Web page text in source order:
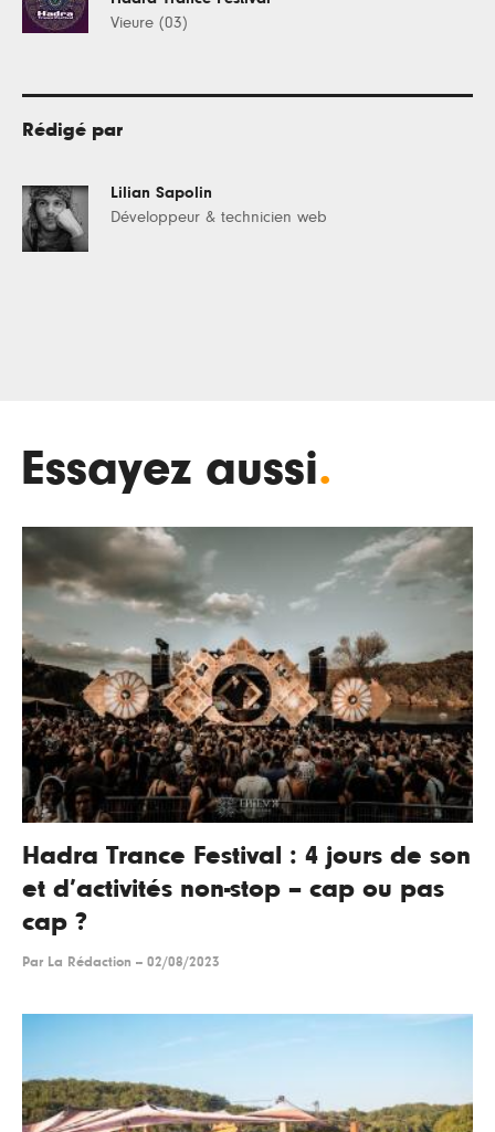
Vieure (03)
Rédigé par
Lilian Sapolin
Développeur & technicien web
Essayez aussi.
Hadra Trance Festival : 4 jours de son
et d’activités non-stop – cap ou pas
cap ?
Par La Rédaction -- 02/08/2023